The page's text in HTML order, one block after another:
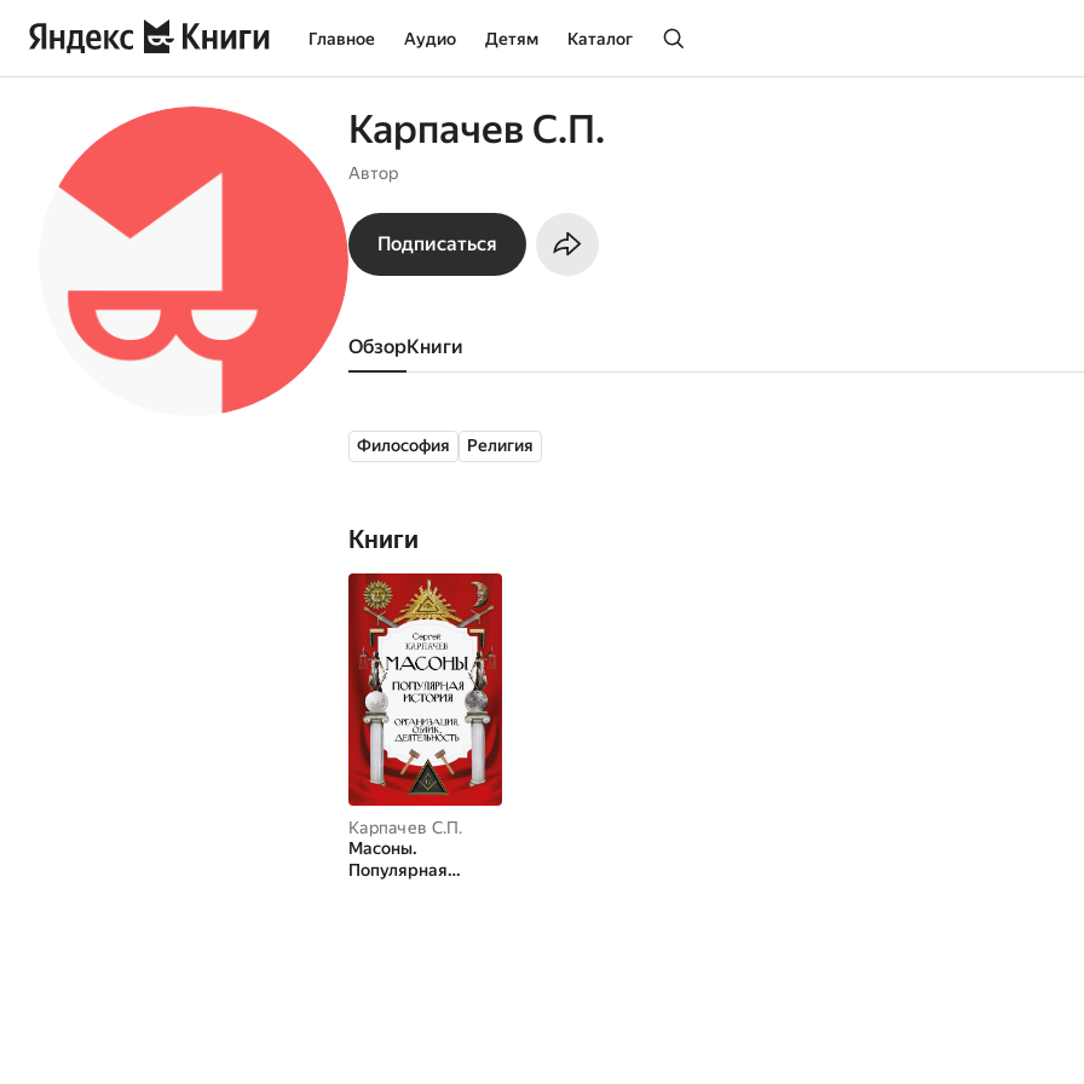
Главное Аудио Детям Каталог
Карпачев С.П.
Автор
Подписаться
Обзор книги
Философия Религия
Книги
Карпачев С.П.
Масоны.
Популярная